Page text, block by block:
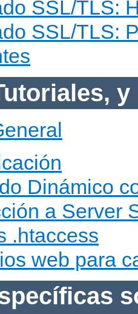
SSL/TLS:
SSL/TLS:
y
Dinámico
a Server
.htaccess
web para